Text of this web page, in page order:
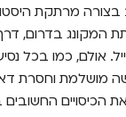
בצורה מרתקת
המקונג בדרום,
אולם, כמו בכל
מושלמת וחסרת
החשובים